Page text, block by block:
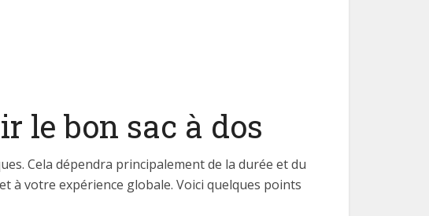
le bon sac à dos
Cela dépendra principalement de la durée et du
à votre expérience globale. Voici quelques points